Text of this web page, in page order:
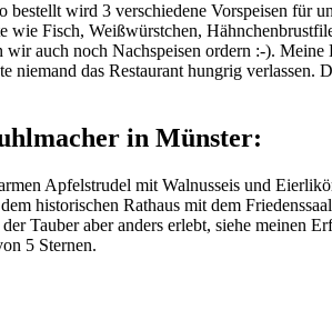
wird 3 verschiedene Vorspeisen für
Fisch, Weißwürstchen,
auch noch Nachspeisen ordern :-).
niemand das Restaurant hungrig
in Münster:
Apfelstrudel mit Walnusseis und
historischen Rathaus mit dem
Tauber aber anders erlebt, siehe meinen
5 Sternen.